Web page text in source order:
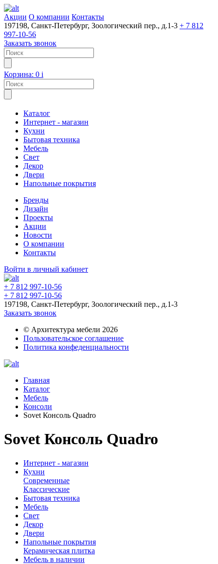
Акции О компании Контакты
197198, Санкт-Петербург, Зоологический пер., д.1-3 + 7 812
997-10-56
Заказать звонок
Корзина: 0 i
Каталог
Интернет - магазин
Кухни
Бытовая техника
Мебель
Свет
Декор
Двери
Напольные покрытия
Бренды
Дизайн
Проекты
Акции
Новости
О компании
Контакты
Войти в личный кабинет
+ 7 812 997-10-56
+ 7 812 997-10-56
197198, Санкт-Петербург, Зоологический пер., д.1-3
Заказать звонок
© Архитектура мебели 2026
Пользовательское соглашение
Политика конфеденциальности
Главная
Каталог
Мебель
Консоли
Sovet Консоль Quadro
Sovet Консоль Quadro
Интернет - магазин
Кухни
Современные
Классические
Бытовая техника
Мебель
Свет
Декор
Двери
Напольные покрытия
Керамическая плитка
Мебель в наличии